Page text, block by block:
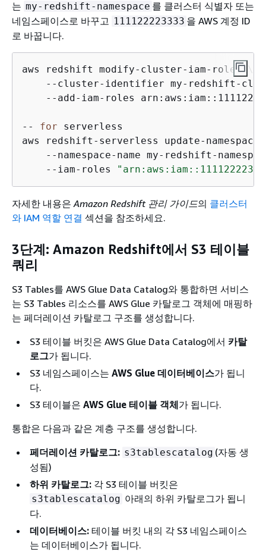
는 my-redshift-namespace 를 클러스터 식별자 또는
네임스페이스로 바꾸고 111122223333 을 AWS 계정 ID
로 바꿉니다.
aws redshift modify-cluster-iam-roles \
--cluster-identifier my-redshift-
--add-iam-roles
-- for serverless
aws redshift-serverless update-
--namespace-name my-redshift-
    --iam-roles
자세한 내용은Amazon Redshift 관리 가이드의 클러스터
와 IAM 역할 연결 섹션을 참조하세요.
3단계: Amazon Redshift에서 S3 테이블
쿼리
S3 Tables를 AWS Glue Data Catalog와 통합하면 서비스
는 S3 Tables 리소스를 AWS Glue 카탈로그 객체에 매핑하
는 페더레이션 카탈로그 구조를 생성합니다.
S3 테이블 버킷은 AWS Glue Data Catalog에서 카탈
로그가 됩니다.
S3 네임스페이스는 AWS Glue 데이터베이스가 됩니
다.
S3 테이블은 AWS Glue 테이블 객체가 됩니다.
통합은 다음과 같은 계층 구조를 생성합니다.
페더레이션 카탈로그: s3tablescatalog (자동 생
성됨)
하위 카탈로그: 각 S3 테이블 버킷은
s3tablescatalog 아래의 하위 카탈로그가 됩니
다.
데이터베이스: 테이블 버킷 내의 각 S3 네임스페이스
는 데이터베이스가 됩니다.